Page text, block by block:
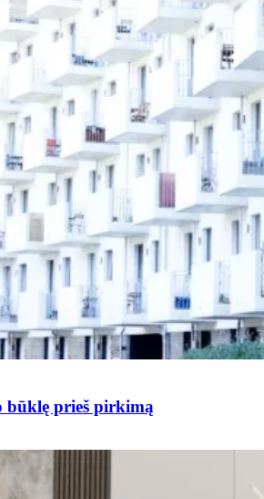
prieš pirkimą